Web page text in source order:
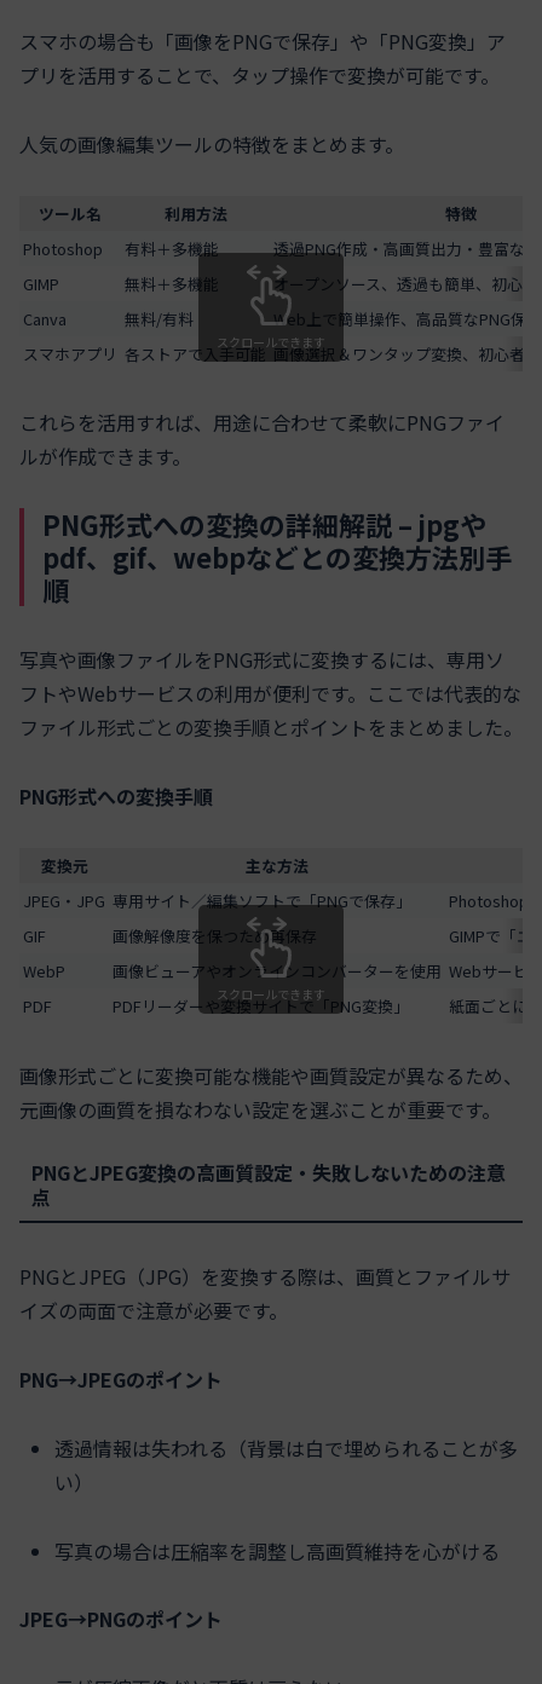
スマホの場合も「画像をPNGで保存」や「PNG変換」ア
プリを活用することで、タップ操作で変換が可能です。
人気の画像編集ツールの特徴をまとめます。
ツール名 利用方法
特徴
Photoshop
有料＋多機能
透過PNG作成・高画質出力・豊富な
GIMP
無料＋多機能
オープンソース、透過も簡単、初心
Canva
無料/有料
Web上で簡単操作、高品質なPNG保
スマホアプリ 各ストアで入手可能 画像選択＆ワンタップ変換、初心者
スクロールできます
これらを活用すれば、用途に合わせて柔軟にPNGファイ
ルが作成できます。
PNG形式への変換の詳細解説 – jpgや
pdf、gif、webpなどとの変換方法別手
順
写真や画像ファイルをPNG形式に変換するには、専用ソ
フトやWebサービスの利用が便利です。ここでは代表的な
ファイル形式ごとの変換手順とポイントをまとめました。
PNG形式への変換手順
変換元
主な方法
JPEG・JPG 専用サイト／編集ソフトで「PNGで保存」
Photoshop
GIF
画像解像度を保つため再保存
GIMPで「
WebP
画像ビューアやオンラインコンバーターを使用 Webサービ
PDF
PDFリーダーや変換サイトで「PNG変換」 紙面ごとに
スクロールできます
画像形式ごとに変換可能な機能や画質設定が異なるため、
元画像の画質を損なわない設定を選ぶことが重要です。
PNGとJPEG変換の高画質設定・失敗しないための注意
点
PNGとJPEG（JPG）を変換する際は、画質とファイルサ
イズの両面で注意が必要です。
PNG→JPEGのポイント
透過情報は失われる（背景は白で埋められることが多
い）
写真の場合は圧縮率を調整し高画質維持を心がける
JPEG→PNGのポイント